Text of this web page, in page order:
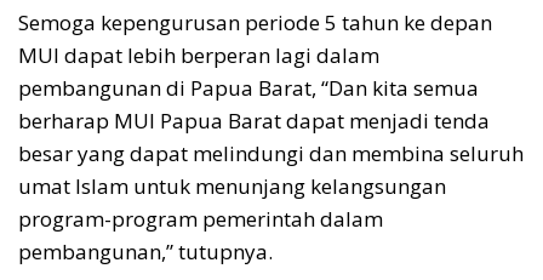
Semoga kepengurusan periode 5 tahun ke depan
MUI dapat lebih berperan lagi dalam
pembangunan di Papua Barat, “Dan kita semua
berharap MUI Papua Barat dapat menjadi tenda
besar yang dapat melindungi dan membina seluruh
umat Islam untuk menunjang kelangsungan
program-program pemerintah dalam
pembangunan,” tutupnya.